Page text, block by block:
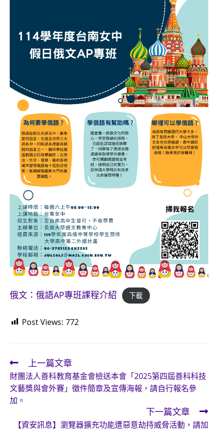
俄文：俄語AP專班課程介紹 下載
Post Views: 772
Read
more
articles
上一篇文章
財團法人善科教育基金會檢送本會「2025第四屆善科科技
文藝獎與會外賽」徵件簡章及宣傳海報，請自行報名參
加。
下一篇文章
【資安訊息】瀏覽器擴充功能遭惡意劫持威脅活動，請加